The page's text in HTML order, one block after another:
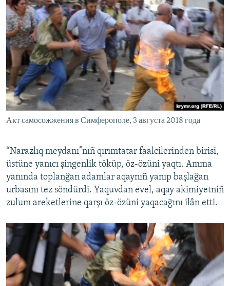
Акт самосожжения в Симферополе, 3 августа 2018 года
“Narazlıq meydanı”nıñ qırımtatar faalcilerinden birisi,
üstüne yanıcı şingenlik töküp, öz-özüni yaqtı. Amma
yanında toplanğan adamlar aqaynıñ yanıp başlağan
urbasını tez söndürdi. Yaquvdan evel, aqay akimiyetniñ
zulum areketlerine qarşı öz-özüni yaqacağını ilân etti.